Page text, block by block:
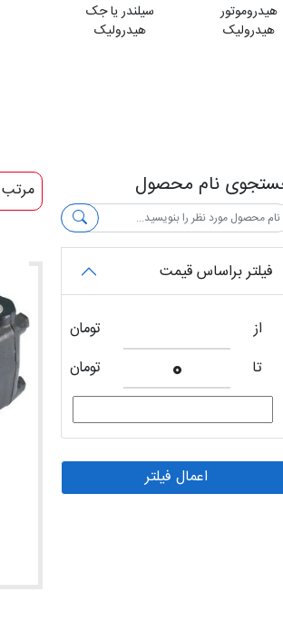
هیدروموتور
هیدرولیک
سیلندر یا جک
هیدرولیک
نام محصول
فیلتر براساس قیمت
از
تومان
تا
تومان
اعمال فیلتر